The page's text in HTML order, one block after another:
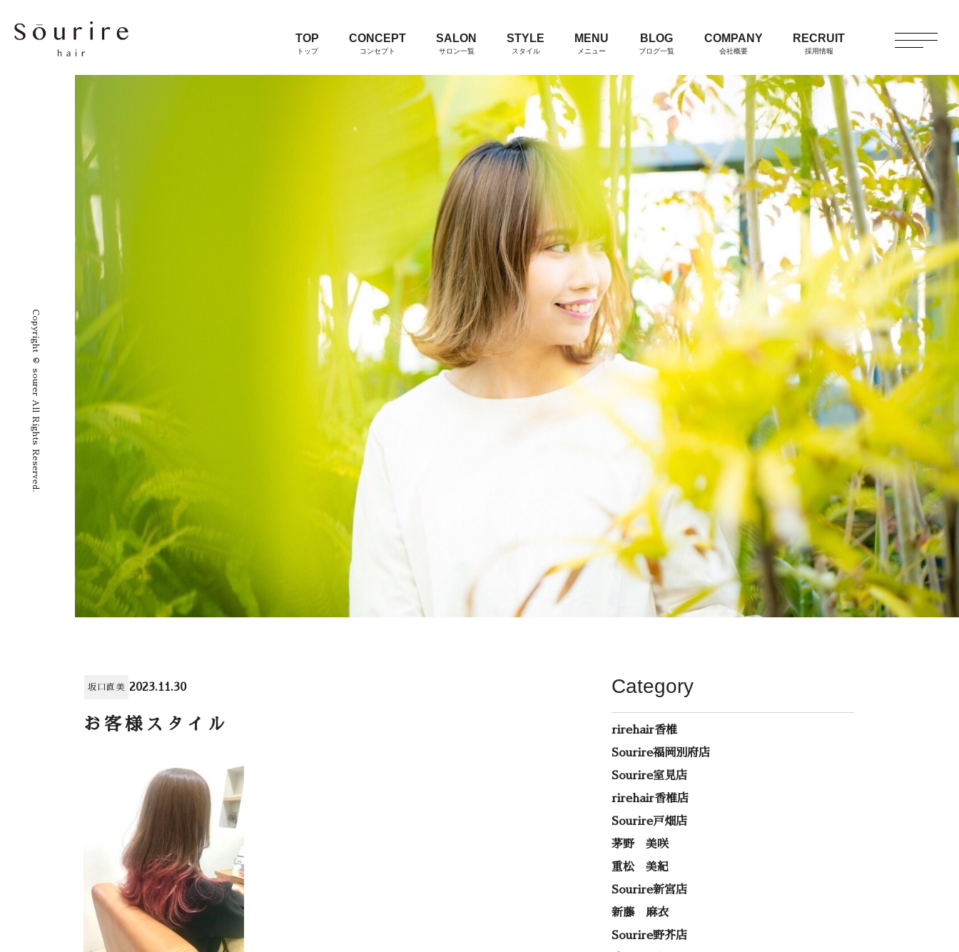
TOP
トップ
CONCEPT
コンセプト
SALON
サロン一覧
STYLE
スタイル
MENU
メニュー
BLOG
ブログ一覧
COMPANY
会社概要
RECRUIT
採用情報
Copyright © sourer All Rights Reserved.
坂口直美 2023.11.30
お客様スタイル
Category
rirehair香椎
Sourire福岡別府店
Sourire室見店
rirehair香椎店
Sourire戸畑店
茅野 美咲
重松 美紀
Sourire新宮店
新藤 麻衣
Sourire野芥店